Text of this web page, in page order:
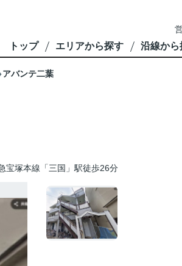
トップ エリアから探す 沿線から
アバンテ二葉
宝塚本線「三国」駅徒歩26分